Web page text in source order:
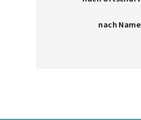
nach Name